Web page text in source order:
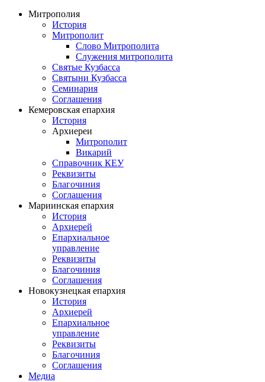
Митрополия
История
Митрополит
Слово Митрополита
Служения митрополита
Святые Кузбасса
Святыни Кузбасса
Семинария
Соглашения
Кемеровская епархия
История
Архиереи
Митрополит
Викарий
Справочник КЕУ
Реквизиты
Благочиния
Соглашения
Мариинская епархия
История
Архиерей
Епархиальное
управление
Реквизиты
Благочиния
Соглашения
Новокузнецкая епархия
История
Архиерей
Епархиальное
управление
Реквизиты
Благочиния
Соглашения
Медиа